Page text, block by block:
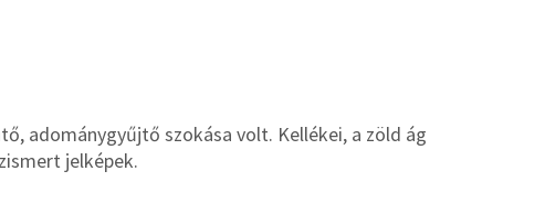
adománygyűjtő szokása volt. Kellékei, a zöld ág
jelképek.